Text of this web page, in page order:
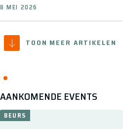
8 MEI 2026
TOON MEER ARTIKELEN
AANKOMENDE EVENTS
BEURS